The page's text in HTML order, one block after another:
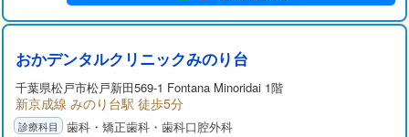
おかデンタルクリニックみのり台
千葉県松戸市松戸新田569-1 Fontana Minoridai 1階
新京成線 みのり台駅 徒歩5分
歯科・矯正歯科・歯科口腔外科